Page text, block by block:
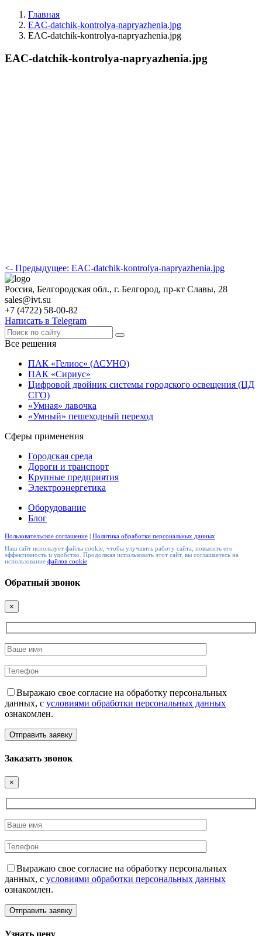
Главная
EAC-datchik-kontrolya-napryazhenia.jpg
EAC-datchik-kontrolya-napryazhenia.jpg
EAC-datchik-kontrolya-napryazhenia.jpg
<- Предыдущее: EAC-datchik-kontrolya-napryazhenia.jpg
Россия, Белгородская обл., г. Белгород, пр-кт Славы, 28
sales@ivt.su
+7 (4722) 58-00-82
Написать в Telegram
Все решения
ПАК «Гелиос» (АСУНО)
ПАК «Сириус»
Цифровой двойник системы городского освещения (ЦД
СГО)
«Умная» лавочка
«Умный» пешеходный переход
Сферы применения
Городская среда
Дороги и транспорт
Крупные предприятия
Электроэнергетика
Оборудование
Блог
Пользовательское соглашение
Политика обработки персональных данных
Наш сайт использует файлы cookie, чтобы улучшить работу сайта, повысить его
эффективность и удобство. Продолжая использовать этот сайт, вы соглашаетесь на
использование файлов cookie.
Обратный звонок
×
Выражаю свое согласие на обработку персональных
данных, с условиями обработки персональных данных
ознакомлен.
Заказать звонок
×
Выражаю свое согласие на обработку персональных
данных, с условиями обработки персональных данных
ознакомлен.
Узнать цену